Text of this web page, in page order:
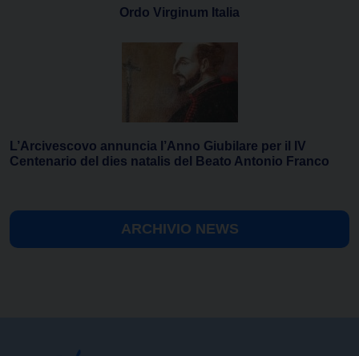
Ordo Virginum Italia
L’Arcivescovo annuncia l’Anno Giubilare per il IV
Centenario del dies natalis del Beato Antonio Franco
ARCHIVIO NEWS